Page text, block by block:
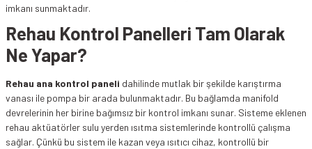
imkanı sunmaktadır.
Rehau Kontrol Panelleri Tam Olarak
Ne Yapar?
Rehau ana kontrol paneli dahilinde mutlak bir şekilde karıştırma
vanası ile pompa bir arada bulunmaktadır. Bu bağlamda manifold
devrelerinin her birine bağımsız bir kontrol imkanı sunar. Sisteme eklenen
rehau aktüatörler sulu yerden ısıtma sistemlerinde kontrollü çalışma
sağlar. Çünkü bu sistem ile kazan veya ısıtıcı cihaz, kontrollü bir